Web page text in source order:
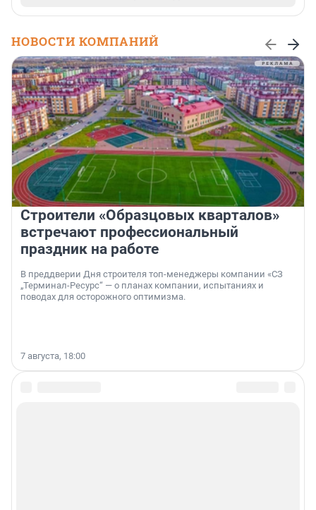
НОВОСТИ КОМПАНИЙ
Строители «Образцовых кварталов»
встречают профессиональный
праздник на работе
В преддверии Дня строителя топ-менеджеры компании «СЗ
„Терминал-Ресурс“ — о планах компании, испытаниях и
поводах для осторожного оптимизма.
7 августа, 18:00